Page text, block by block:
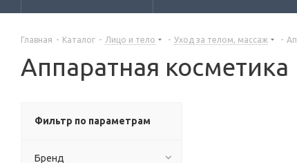
Главная - Каталог - Лицо и тело - Уход за телом, массаж -
Аппаратная косметика
Фильтр по параметрам
Бренд